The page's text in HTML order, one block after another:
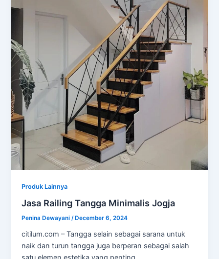
Produk Lainnya
Jasa Railing Tangga Minimalis Jogja
Penina Dewayani/ December 6, 2024
citilum.com – Tangga selain sebagai sarana untuk
naik dan turun tangga juga berperan sebagai salah